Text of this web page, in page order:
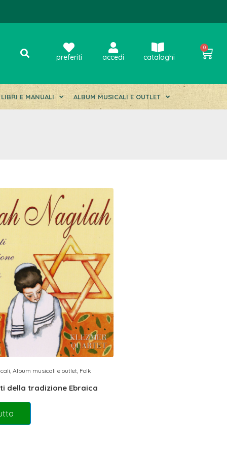
preferiti accedi cataloghi
0
LIBRI E MANUALI ALBUM MUSICALI E OUTLET
Album musicali e outlet, Folk
della tradizione Ebraica